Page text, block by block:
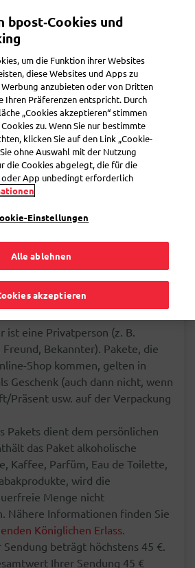
mein Paket
der EU erhalten, können in
der Fall. Ihr Paket muss dafür
erfüllen:
ist eine Privatperson (z. B.
Bekannter). Pakete, die
Shop kommen, gelten in
Geschenk (auch dann nicht, wenn
Präsent usw. auf der Verpackung
Pakets dient dem persönlichen
das Paket alkoholische
Kaffee, Parfüm, Eau de Toilette,
wird die
Menge nicht
Nähere Informationen finden Sie
Königlichen Erlass.
beträgt höchstens 45 €.
Ihrer Sendung 45 €
und
um die Funktion ihrer Websites
diese Websites und Apps zu
anzubieten oder von Dritten
Ihren Präferenzen entspricht. Durch
„Cookies akzeptieren“ stimmen
zu. Wenn Sie nur bestimmte
klicken Sie auf den Link „Cookie-
ohne Auswahl mit der Nutzung
die Cookies abgelegt, die für die
oder App unbedingt erforderlich
Einstellungen
Alle ablehnen
akzeptieren